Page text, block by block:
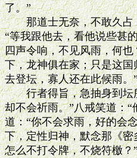
了。”
那道士无奈，不敢久占，
“等我跟他去，看他说些甚
四声令响，不见风雨，何也
下，龙神俱在家；只是这
去登坛，寡人还在此候雨。
行者得旨，急抽身到坛所
却不会祈雨。”八戒笑道：
道：“你不会求雨，好的会
下，定性归神，默念那《
怎么不打令牌，不烧符檄